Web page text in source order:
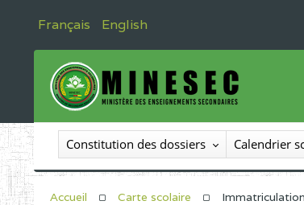
Français English
Constitution des dossiers Calendrier
Accueil Carte scolaire